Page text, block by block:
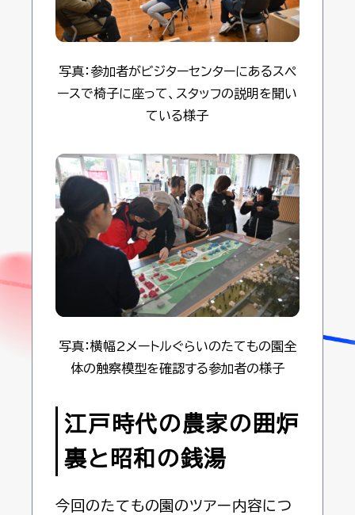
写真：参加者がビジターセンターにあるスペ
ースで椅子に座って、スタッフの説明を聞い
ている様子
写真：横幅2メートルぐらいのたてもの園全
体の触察模型を確認する参加者の様子
江戸時代の農家の囲炉
裏と昭和の銭湯
今回のたてもの園のツアー内容につ